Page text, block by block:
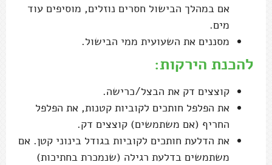
אם במהלך הבישול חסרים נוזלים, מוסיפים עוד
מים.
מסננים את השעועית ממי הבישול.
להכנת הירקות:
קוצצים דק את הבצל/כרישה.
את הפלפל חותכים לקוביות קטנות, את הפלפל
החריף (אם משתמשים) קוצצים דק.
את הדלעת חותכים לקוביות בגודל בינוני קטן. אם
משתמשים בדלעת רגילה (שנמכרת בחתיכות)